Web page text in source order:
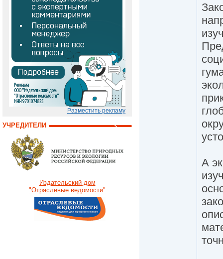
Разместить рекламу
УЧРЕДИТЕЛИ
Издательский дом
"Отраслевые ведомости"
А